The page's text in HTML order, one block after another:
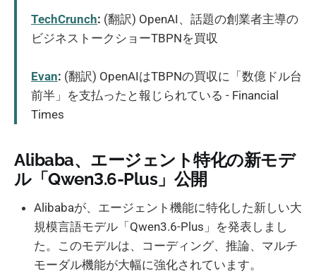
TechCrunch: (翻訳) OpenAI、話題の創業者主導の
ビジネストークショーTBPNを買収
Evan: (翻訳) OpenAIはTBPNの買収に「数億ドル台
前半」を支払ったと報じられている - Financial
Times
Alibaba、エージェント特化の新モデ
ル「Qwen3.6-Plus」公開
Alibabaが、エージェント機能に特化した新しい大
規模言語モデル「Qwen3.6-Plus」を発表しまし
た。このモデルは、コーディング、推論、マルチ
モーダル機能が大幅に強化されています。